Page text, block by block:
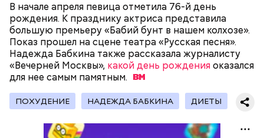
В начале апреля певица отметила 76-й день
рождения. К празднику актриса представила
большую премьеру «Бабий бунт в нашем колхозе».
Показ прошел на сцене театра «Русская песня».
Надежда Бабкина также рассказала журналисту
«Вечерней Москвы», какой день рожденияоказался
для нее самым памятным.
ПОХУДЕНИЕ НАДЕЖДА БАБКИНА ДИЕТЫ
В Международный день холостяка все мужчины
без пары видятся со своими друзьями, устраивают
вечеринки, играют в видеоигры и проводят время,
это возможно, ведь может быть и так, что через год
они уже не будут холостяками.
Ингредиенты: